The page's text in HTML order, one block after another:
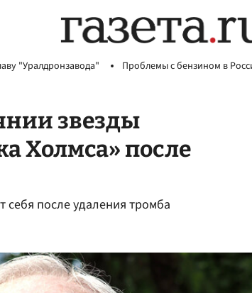
"Уралдронзавода" Проблемы с бензином в
звезды
Холмса» после
себя после удаления тромба